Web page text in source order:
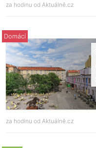
za hodinu od Aktuálně.cz
Domácí
za hodinu od Aktuálně.cz